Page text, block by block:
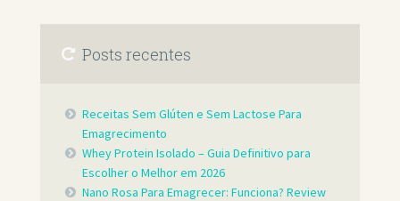
Posts recentes
Receitas Sem Glúten e Sem Lactose Para
Emagrecimento
Whey Protein Isolado – Guia Definitivo para
Escolher o Melhor em 2026
Nano Rosa Para Emagrecer: Funciona? Review